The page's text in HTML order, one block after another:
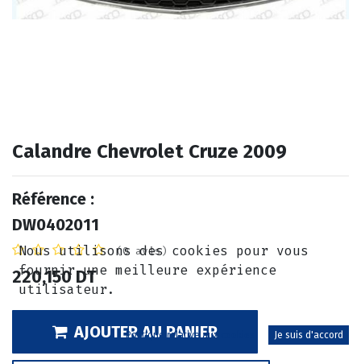
Calandre Chevrolet Cruze 2009
Référence :
DW0402011
(0 avis)
220,150 DT
AJOUTER AU PANIER
Nous utilisons des cookies pour vous
fournir une meilleure expérience
utilisateur.
Politique relative aux cookies Je suis d'accord